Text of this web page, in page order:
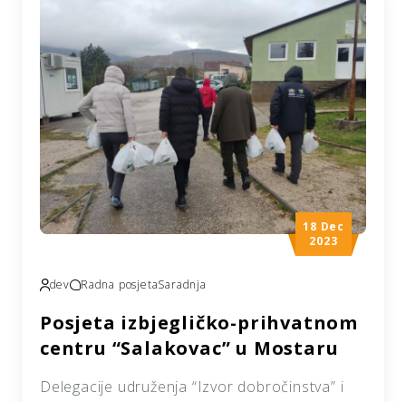
udruženja “Izvor dobročinstva”, Ismir Karaga,
kao i šef odjela za Balkan organizacije “Ihja el
Turas el Islami” iz Kuvajta, Mahmoud el […]
18 Dec
2023
dev Radna posjetaSaradnja
Posjeta izbjegličko-prihvatnom
centru “Salakovac” u Mostaru
Delegacije udruženja “Izvor dobročinstva” i